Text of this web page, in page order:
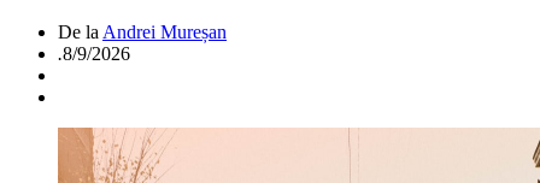
De la Andrei Mureșan
.8/9/2026